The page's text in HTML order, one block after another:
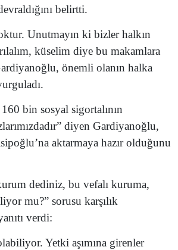
belirtti.
Unutmayın ki bizler halkın
küselim diye bu makamlara
önemli olanın halka
bin sosyal sigortalının
diyen Gardiyanoğlu,
aktarmaya hazır olduğunu
dediniz, bu vefalı kuruma,
mu?” sorusu karşılık
verdi:
Yetki aşımına girenler